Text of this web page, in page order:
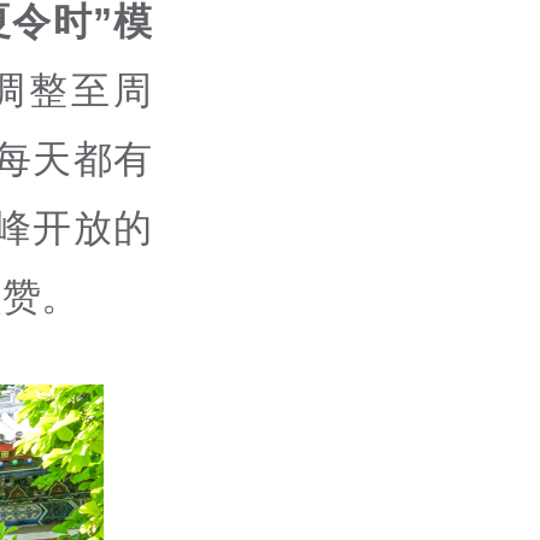
令时”模
整至周
天都有
开放的
。